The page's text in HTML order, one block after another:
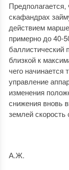
скафандрах
действием
примерно до 40-
баллистический
близкой к
чего
управление
изменения
снижения вновь
землей скорость
А.Ж.